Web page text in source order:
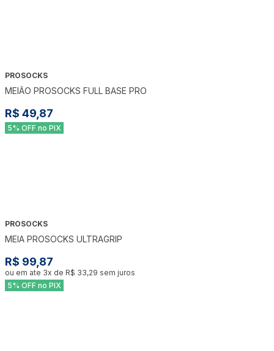
PROSOCKS
MEIÃO PROSOCKS FULL BASE PRO
R$ 49,87
5% OFF no PIX
PROSOCKS
MEIA PROSOCKS ULTRAGRIP
R$ 99,87
ou em ate 3x de R$ 33,29 sem juros
5% OFF no PIX